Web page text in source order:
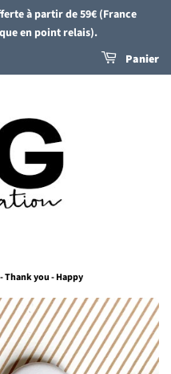
à partir de 59€ (France
en point relais).
Panier
Thank you - Happy